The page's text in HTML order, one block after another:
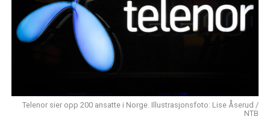
Telenor sier opp 200 ansatte i Norge. Illustrasjonsfoto: Lise Åserud /
NTB